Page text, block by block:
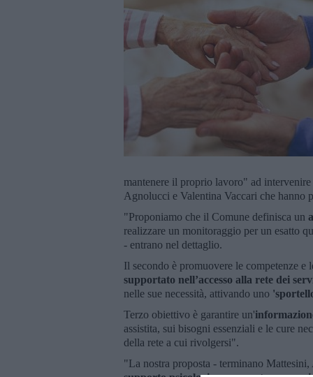
mantenere il proprio lavoro" ad intervenire
Agnolucci e Valentina Vaccari che hanno
"Proponiamo che il Comune definisca un
realizzare un monitoraggio per un esatto
- entrano nel dettaglio.
Il secondo è promuovere le competenze
supportato nell’accesso alla rete dei
nelle sue necessità, attivando uno
Terzo obiettivo è garantire un'
assistita, sui bisogni essenziali e le cure
della rete a cui rivolgersi".
"La nostra proposta - terminano